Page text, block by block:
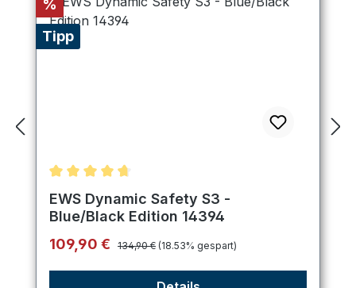
Rabatt
%
Tipp
Durchschnittliche Bewertung von 4.75 von 5
EWS Dynamic Safety S3 -
Blue/Black Edition 14394
Verkaufspreis:
109,90 € Regulärer Preis:
134,90 € (18.53% gespart)